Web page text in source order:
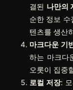
결된 나만의
순한 정보 수
텐츠를 생산
마크다운 기
하는 마크다
오롯이 집중
로컬 저장: